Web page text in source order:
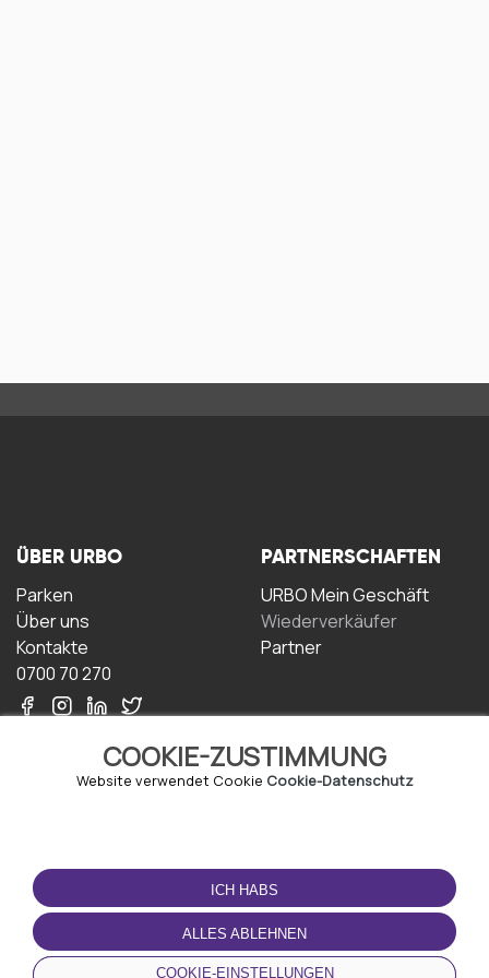
COOKIE-ZUSTIMMUNG
Website verwendet Cookie Cookie-Datenschutz
ICH HABS
ALLES ABLEHNEN
COOKIE-EINSTELLUNGEN
ÜBER URBO
Parken
Über uns
Kontakte
0700 70 270
PARTNERSCHAFTEN
URBO Mein Geschäft
Wiederverkäufer
Partner
NUTZUNGSBEDINGUNGEN
Geschäftsbedingungen
Datenschutz-
Bestimmungen
Cookie-Richtlinie
LADEN SIE DIE APP
HERUNTER